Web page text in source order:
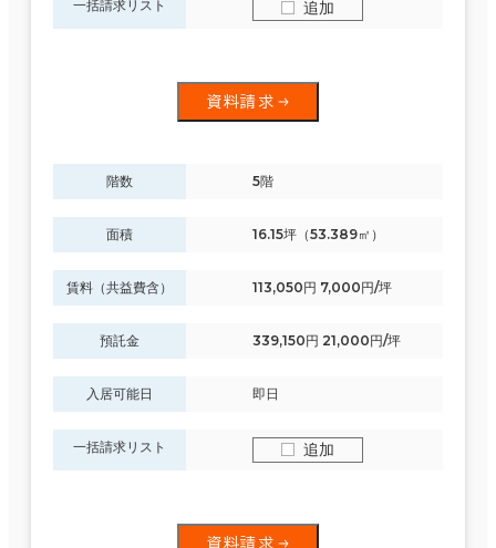
一括請求リスト 追加
資料請求
階数 5階
面積 16.15坪（53.389㎡）
賃料（共益費含） 113,050円 7,000円/坪
預託金 339,150円 21,000円/坪
入居可能日 即日
一括請求リスト 追加
資料請求